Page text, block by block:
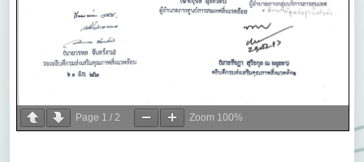
Page 1 / 2 Zoom 100%